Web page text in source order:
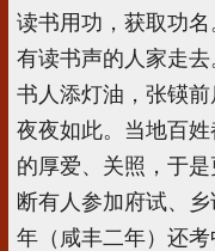
读书用功，获取功名
有读书声的人家走
书人添灯油，张锳前
夜夜如此。当地百
的厚爱、关照，于
断有人参加府试、
年（咸丰二年）还